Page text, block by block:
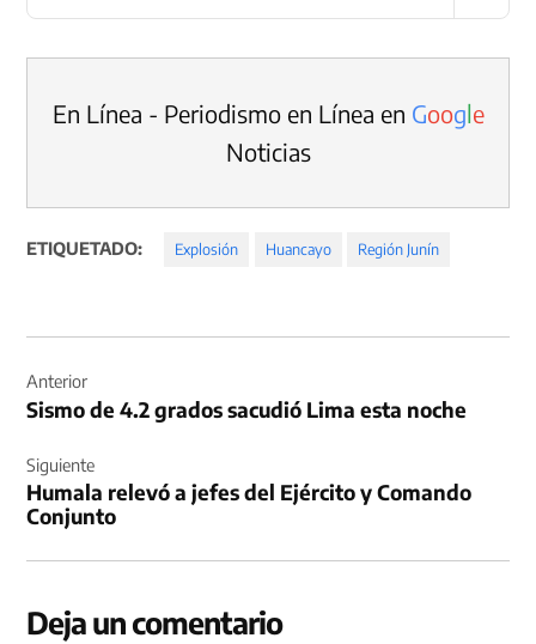
En Línea - Periodismo en Línea en Google
Noticias
ETIQUETADO: Explosión Huancayo Región Junín
de
entradas
Anterior
Sismo de 4.2 grados sacudió Lima esta noche
Siguiente
Humala relevó a jefes del Ejército y Comando
Conjunto
Deja un comentario